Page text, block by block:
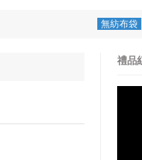
環保袋-Tech Data
禮品